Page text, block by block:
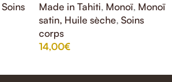
Soins
Monoi de Tahiti 150ml
Made in Tahiti, Monoï, Monoï
satin, Huile sèche, Soins
corps
14,00€